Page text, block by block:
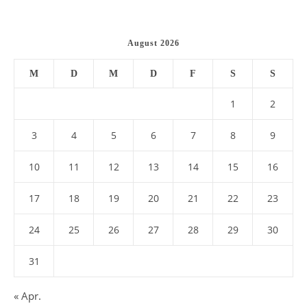
August 2026
M D M D F S S
1 2
3 4 5 6 7 8 9
10 11 12 13 14 15 16
17 18 19 20 21 22 23
24 25 26 27 28 29 30
31
« Apr.